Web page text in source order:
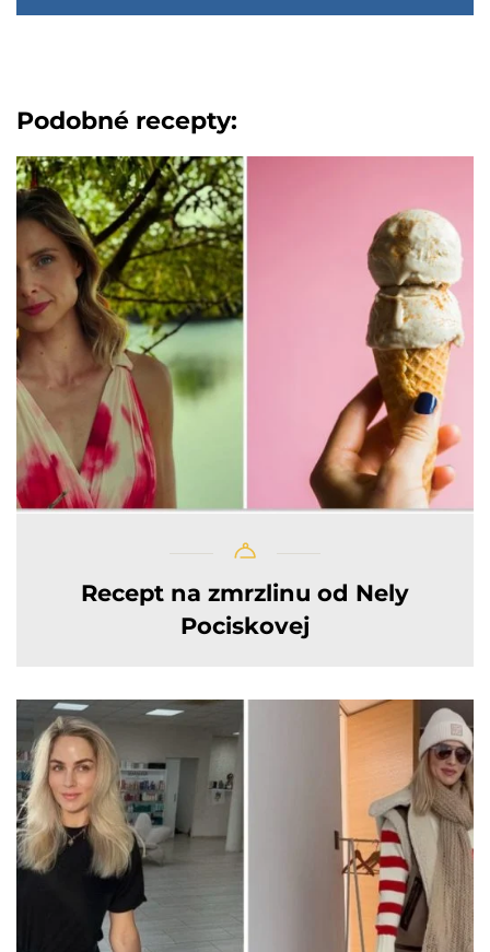
Podobné recepty:
Recept na zmrzlinu od Nely
Pociskovej